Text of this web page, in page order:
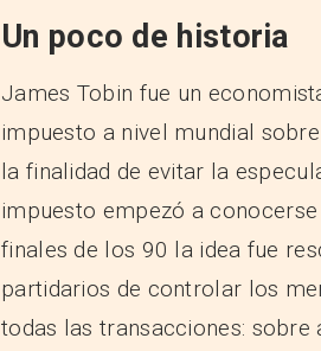
Un poco de historia
James Tobin fue un
impuesto a nivel mundial
la finalidad de evitar la
impuesto empezó a
finales de los 90 la idea fue
partidarios de controlar los
todas las transacciones: sobre